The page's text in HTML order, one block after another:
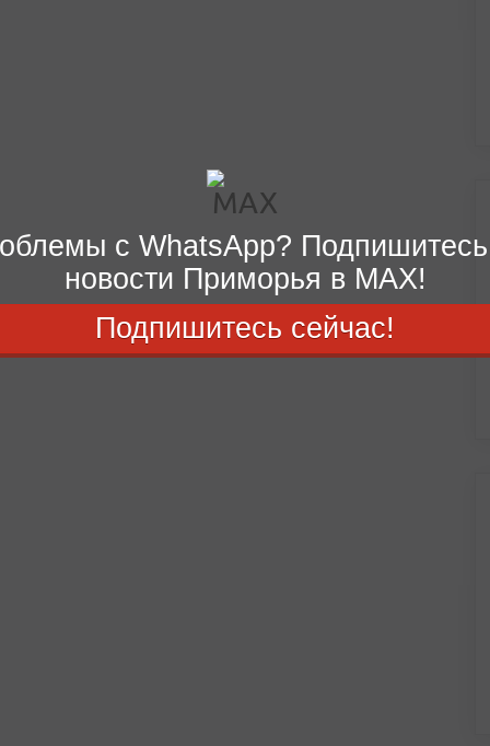
с WhatsApp?
новости Приморья в MAX!
Подпишитесь сейчас!